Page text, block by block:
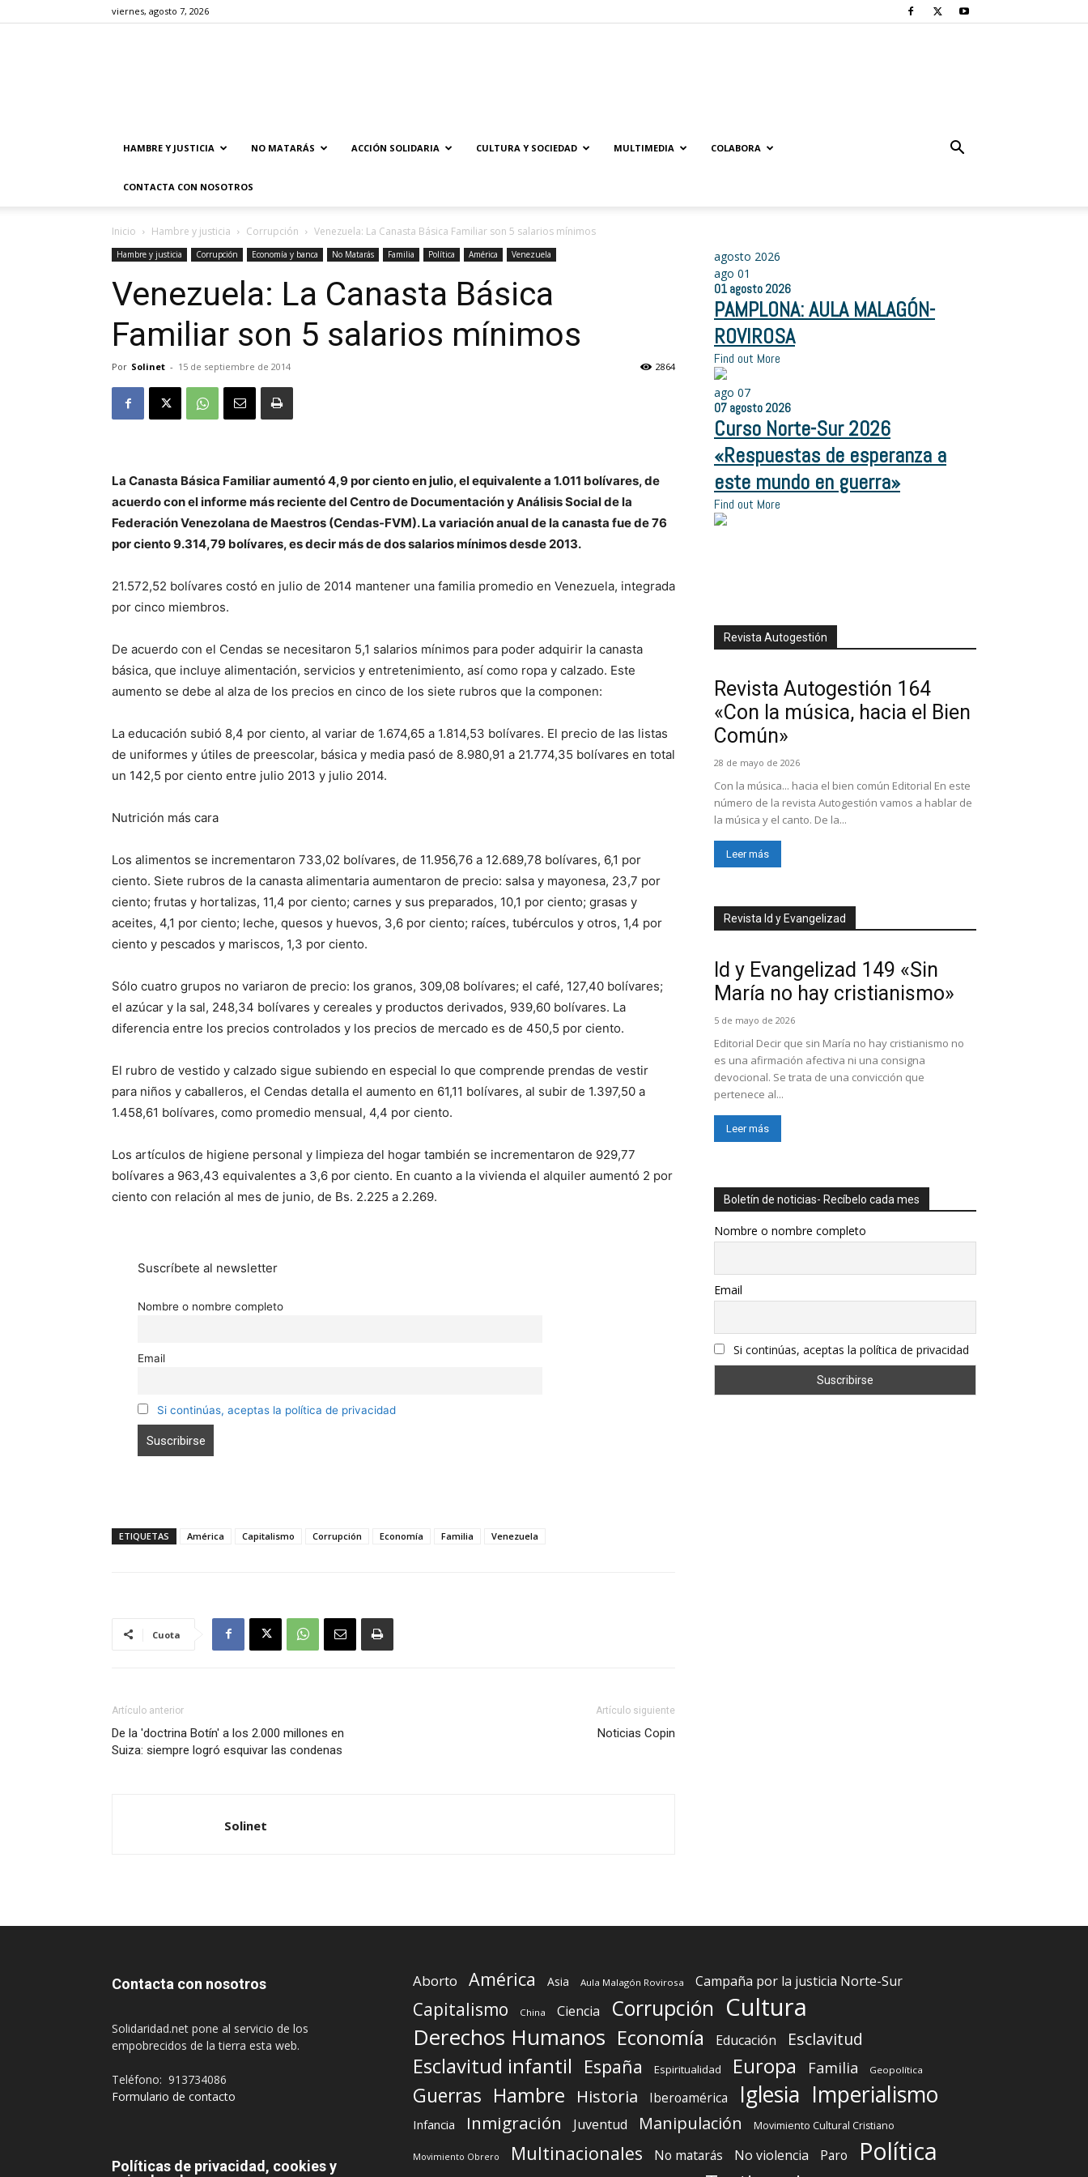
viernes, agosto 7, 2026
HAMBRE Y JUSTICIA NO MATARÁS ACCIÓN SOLIDARIA CULTURA Y SOCIEDAD MULTIMEDIA COLABORA
CONTACTA CON NOSOTROS
Inicio Hambre y justicia Corrupción Venezuela: La Canasta Básica Familiar son 5 salarios mínimos
Hambre y justicia Corrupción Economía y banca No Matarás Familia Política América Venezuela
Venezuela: La Canasta Básica
Familiar son 5 salarios mínimos
Por Solinet - 15 de septiembre de 2014 2864
La Canasta Básica Familiar aumentó 4,9 por ciento en julio, el equivalente a 1.011 bolívares, de
acuerdo con el informe más reciente del Centro de Documentación y Análisis Social de la
Federación Venezolana de Maestros (Cendas-FVM). La variación anual de la canasta fue de 76
por ciento 9.314,79 bolívares, es decir más de dos salarios mínimos desde 2013.
21.572,52 bolívares costó en julio de 2014 mantener una familia promedio en Venezuela, integrada
por cinco miembros.
De acuerdo con el Cendas se necesitaron 5,1 salarios mínimos para poder adquirir la canasta
básica, que incluye alimentación, servicios y entretenimiento, así como ropa y calzado. Este
aumento se debe al alza de los precios en cinco de los siete rubros que la componen:
La educación subió 8,4 por ciento, al variar de 1.674,65 a 1.814,53 bolívares. El precio de las listas
de uniformes y útiles de preescolar, básica y media pasó de 8.980,91 a 21.774,35 bolívares en total
un 142,5 por ciento entre julio 2013 y julio 2014.
Nutrición más cara
Los alimentos se incrementaron 733,02 bolívares, de 11.956,76 a 12.689,78 bolívares, 6,1 por
ciento. Siete rubros de la canasta alimentaria aumentaron de precio: salsa y mayonesa, 23,7 por
ciento; frutas y hortalizas, 11,4 por ciento; carnes y sus preparados, 10,1 por ciento; grasas y
aceites, 4,1 por ciento; leche, quesos y huevos, 3,6 por ciento; raíces, tubérculos y otros, 1,4 por
ciento y pescados y mariscos, 1,3 por ciento.
Sólo cuatro grupos no variaron de precio: los granos, 309,08 bolívares; el café, 127,40 bolívares;
el azúcar y la sal, 248,34 bolívares y cereales y productos derivados, 939,60 bolívares. La
diferencia entre los precios controlados y los precios de mercado es de 450,5 por ciento.
El rubro de vestido y calzado sigue subiendo en especial lo que comprende prendas de vestir
para niños y caballeros, el Cendas detalla el aumento en 61,11 bolívares, al subir de 1.397,50 a
1.458,61 bolívares, como promedio mensual, 4,4 por ciento.
Los artículos de higiene personal y limpieza del hogar también se incrementaron de 929,77
bolívares a 963,43 equivalentes a 3,6 por ciento. En cuanto a la vivienda el alquiler aumentó 2 por
ciento con relación al mes de junio, de Bs. 2.225 a 2.269.
Suscríbete al newsletter
Nombre o nombre completo
Email
Si continúas, aceptas la política de privacidad
ETIQUETAS América Capitalismo Corrupción Economía Familia Venezuela
Cuota
Artículo anterior
De la 'doctrina Botín' a los 2.000 millones en
Suiza: siempre logró esquivar las condenas
Artículo siguiente
Noticias Copin
Solinet
agosto 2026
ago 01
01 agosto 2026
PAMPLONA: AULA MALAGÓN-
ROVIROSA
Find out More
ago 07
07 agosto 2026
Curso Norte-Sur 2026
«Respuestas de esperanza a
este mundo en guerra»
Find out More
Revista Autogestión
Revista Autogestión 164
«Con la música, hacia el Bien
Común»
28 de mayo de 2026
Con la música... hacia el bien común Editorial En este
número de la revista Autogestión vamos a hablar de
la música y el canto. De la...
Leer más
Revista Id y Evangelizad
Id y Evangelizad 149 «Sin
María no hay cristianismo»
5 de mayo de 2026
Editorial Decir que sin María no hay cristianismo no
es una afirmación afectiva ni una consigna
devocional. Se trata de una convicción que
pertenece al...
Leer más
Boletín de noticias- Recíbelo cada mes
Nombre o nombre completo
Email
Si continúas, aceptas la política de privacidad
Contacta con nosotros
Solidaridad.net pone al servicio de los
empobrecidos de la tierra esta web.
Teléfono: 913734086
Formulario de contacto
Políticas de privacidad, cookies y
Aborto América Asia Aula Malagón Rovirosa Campaña por la justicia Norte-Sur
Capitalismo China Ciencia Corrupción Cultura
Derechos Humanos Economía Educación Esclavitud
Esclavitud infantil España Espiritualidad Europa Familia Geopolítica
Guerras Hambre Historia Iberoamérica Iglesia Imperialismo
Infancia Inmigración Juventud Manipulación Movimiento Cultural Cristiano
Movimiento Obrero Multinacionales No matarás No violencia Paro Política